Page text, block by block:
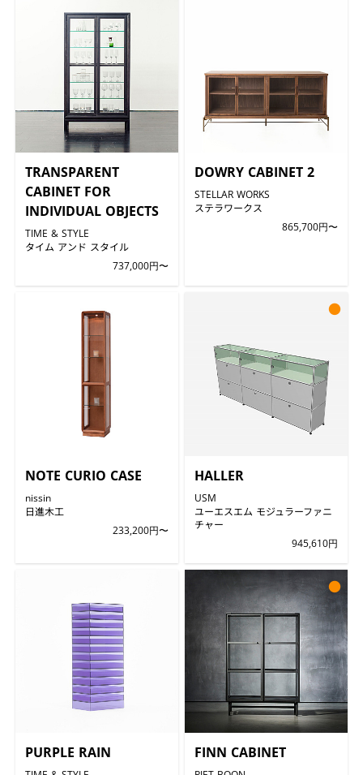
TRANSPARENT
CABINET FOR
INDIVIDUAL OBJECTS
TIME & STYLE
タイム アンド スタイル
737,000円〜
DOWRY CABINET 2
STELLAR WORKS
ステラワークス
865,700円〜
NOTE CURIO CASE
nissin
日進木工
233,200円〜
HALLER
USM
ユーエスエム モジュラーファニ
チャー
945,610円
●
PURPLE RAIN FINN CABINET
●